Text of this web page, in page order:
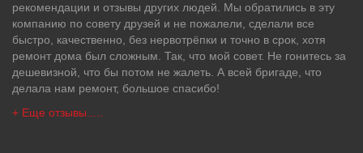
рекомендации и отзывы других людей. Мы обратились в эту
компанию по совету друзей и не пожалели, сделали все
быстро, качественно, без нервотрёпки и точно в срок, хотя
ремонт дома был сложным. Так, что мой совет. Не гонитесь за
дешевизной, что бы потом не жалеть. А всей бригаде, что
делала нам ремонт, большое спасибо!
+ Еще отзывы.....